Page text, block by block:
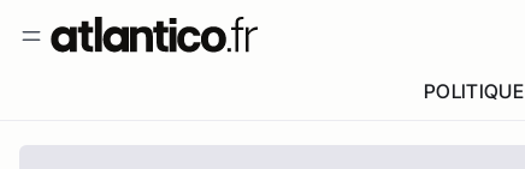
POLITIQUE